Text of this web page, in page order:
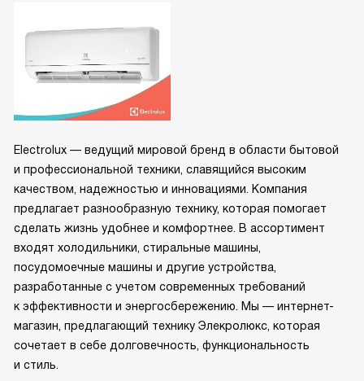
Electrolux — ведущий мировой бренд в области бытовой
и профессиональной техники, славящийся высоким
качеством, надежностью и инновациями. Компания
предлагает разнообразную технику, которая помогает
сделать жизнь удобнее и комфортнее. В ассортимент
входят холодильники, стиральные машины,
посудомоечные машины и другие устройства,
разработанные с учетом современных требований
к эффективности и энергосбережению. Мы — интернет-
магазин, предлагающий технику Элекролюкс, которая
сочетает в себе долговечность, функциональность
и стиль.